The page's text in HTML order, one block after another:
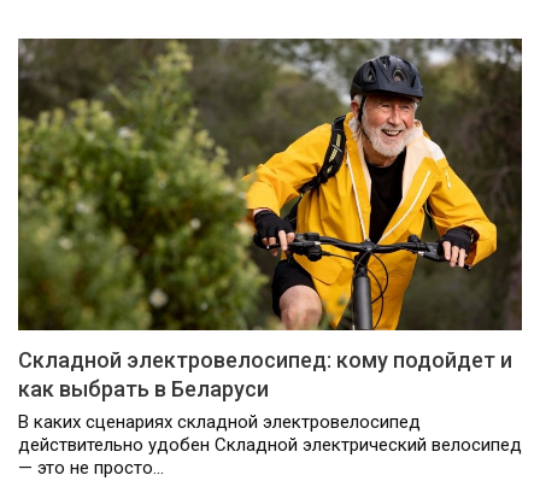
Складной электровелосипед: кому подойдет и
как выбрать в Беларуси
В каких сценариях складной электровелосипед
действительно удобен Складной электрический велосипед
— это не просто…